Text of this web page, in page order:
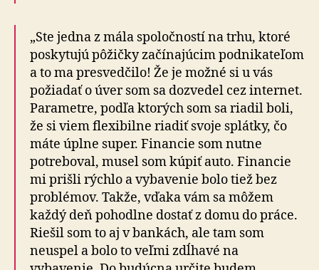
„Ste jedna z mála spoločností na trhu, ktoré
poskytujú pôžičky začínajúcim podnikateľom
a to ma presvedčilo! Že je možné si u vás
požiadať o úver som sa dozvedel cez internet.
Parametre, podľa ktorých som sa riadil boli,
že si viem flexibilne riadiť svoje splátky, čo
máte úplne super. Financie som nutne
potreboval, musel som kúpiť auto. Financie
mi prišli rýchlo a vybavenie bolo tiež bez
problémov. Takže, vďaka vám sa môžem
každý deň pohodlne dostať z domu do práce.
Riešil som to aj v bankách, ale tam som
neuspel a bolo to veľmi zdĺhavé na